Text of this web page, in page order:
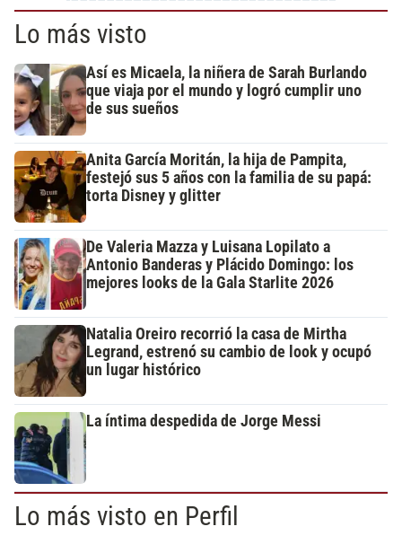
Lo más visto
Así es Micaela, la niñera de Sarah Burlando
que viaja por el mundo y logró cumplir uno
de sus sueños
Anita García Moritán, la hija de Pampita,
festejó sus 5 años con la familia de su papá:
torta Disney y glitter
De Valeria Mazza y Luisana Lopilato a
Antonio Banderas y Plácido Domingo: los
mejores looks de la Gala Starlite 2026
Natalia Oreiro recorrió la casa de Mirtha
Legrand, estrenó su cambio de look y ocupó
un lugar histórico
La íntima despedida de Jorge Messi
Lo más visto en Perfil